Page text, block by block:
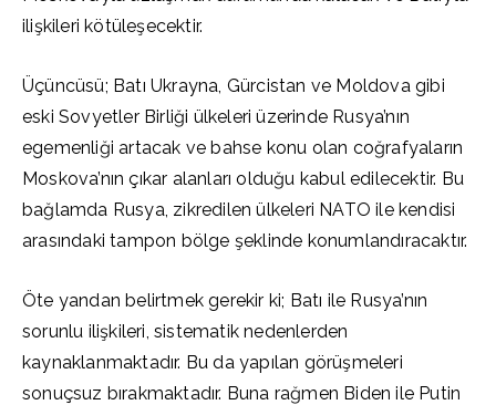
ilişkileri kötüleşecektir.
Üçüncüsü; Batı Ukrayna, Gürcistan ve Moldova gibi
eski Sovyetler Birliği ülkeleri üzerinde Rusya’nın
egemenliği artacak ve bahse konu olan coğrafyaların
Moskova’nın çıkar alanları olduğu kabul edilecektir. Bu
bağlamda Rusya, zikredilen ülkeleri NATO ile kendisi
arasındaki tampon bölge şeklinde konumlandıracaktır.
Öte yandan belirtmek gerekir ki; Batı ile Rusya’nın
sorunlu ilişkileri, sistematik nedenlerden
kaynaklanmaktadır. Bu da yapılan görüşmeleri
sonuçsuz bırakmaktadır. Buna rağmen Biden ile Putin